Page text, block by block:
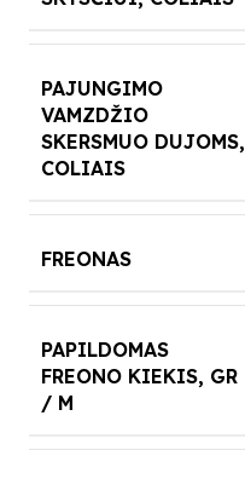
PAJUNGIMO
VAMZDŽIO
SKERSMUO DUJOMS,
COLIAIS
FREONAS
PAPILDOMAS
FREONO KIEKIS, GR
/ M